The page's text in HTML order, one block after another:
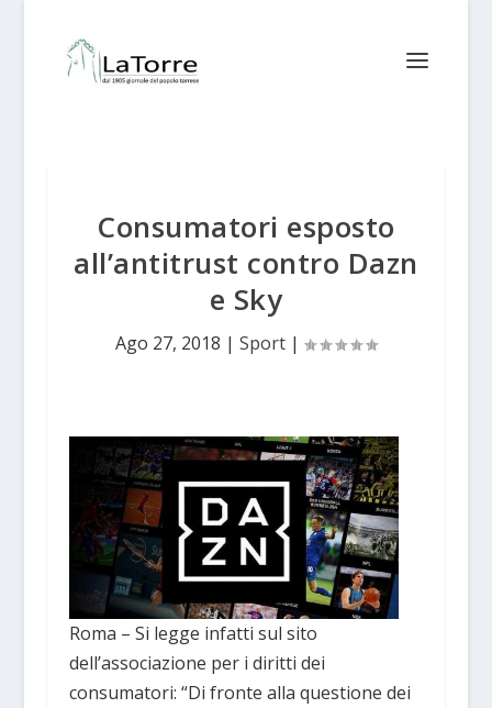
Consumatori esposto
all’antitrust contro Dazn
e Sky
Ago 27, 2018 | Sport|
Roma – Si legge infatti sul sito
dell’associazione per i diritti dei
consumatori: “Di fronte alla questione dei